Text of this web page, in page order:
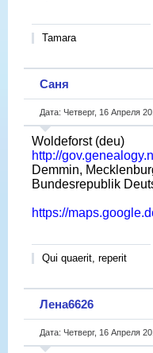
Tamara
Саня
Дата: Четверг, 16 Апреля
Woldeforst (deu)
http://
Demmin,
Bundesrepublik
https://
Qui quaerit, reperit
Лена6626
Дата: Четверг, 16 Апреля